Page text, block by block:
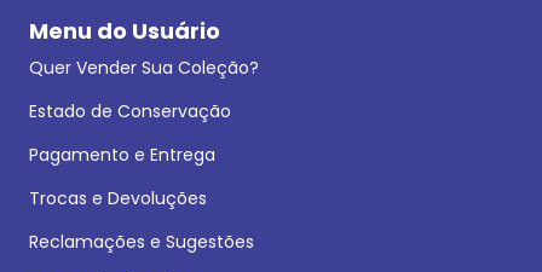
Menu do Usuário
Quer Vender Sua Coleção?
Estado de Conservação
Pagamento e Entrega
Trocas e Devoluções
Reclamações e Sugestões